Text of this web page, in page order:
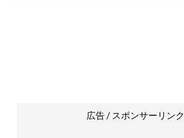
広告 / スポンサーリンク